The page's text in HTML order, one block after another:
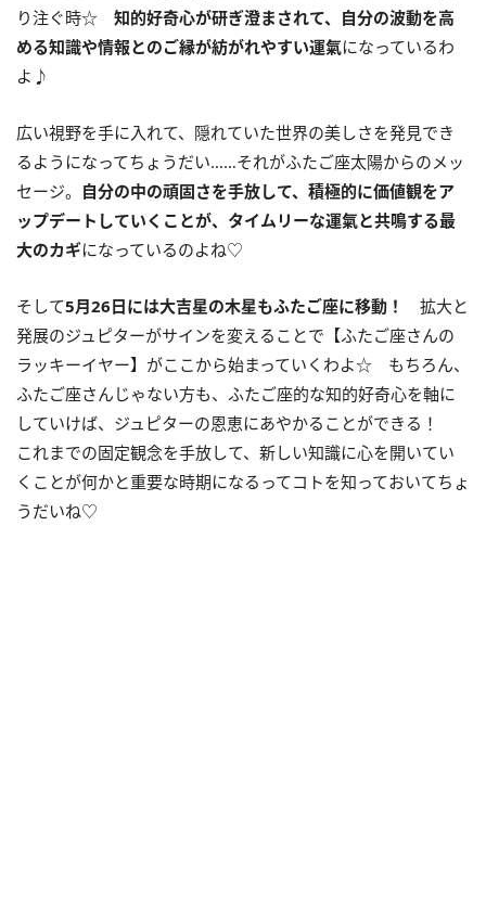
り注ぐ時☆ 知的好奇心が研ぎ澄まされて、自分の波動を高
める知識や情報とのご縁が紡がれやすい運氣になっているわ
よ♪
広い視野を手に入れて、隠れていた世界の美しさを発見でき
るようになってちょうだい……それがふたご座太陽からのメッ
セージ。 自分の中の頑固さを手放して、積極的に価値観をア
ップデートしていくことが、タイムリーな運氣と共鳴する最
大のカギになっているのよね♡
そして5月26日には大吉星の木星もふたご座に移動！
拡大と
発展のジュピターがサインを変えることで【ふたご座さんの
ラッキーイヤー】がここから始まっていくわよ☆ もちろん、
ふたご座さんじゃない方も、ふたご座的な知的好奇心を軸に
していけば、ジュピターの恩恵にあやかることができる！
これまでの固定観念を手放して、新しい知識に心を開いてい
くことが何かと重要な時期になるってコトを知っておいてちょ
うだいね♡